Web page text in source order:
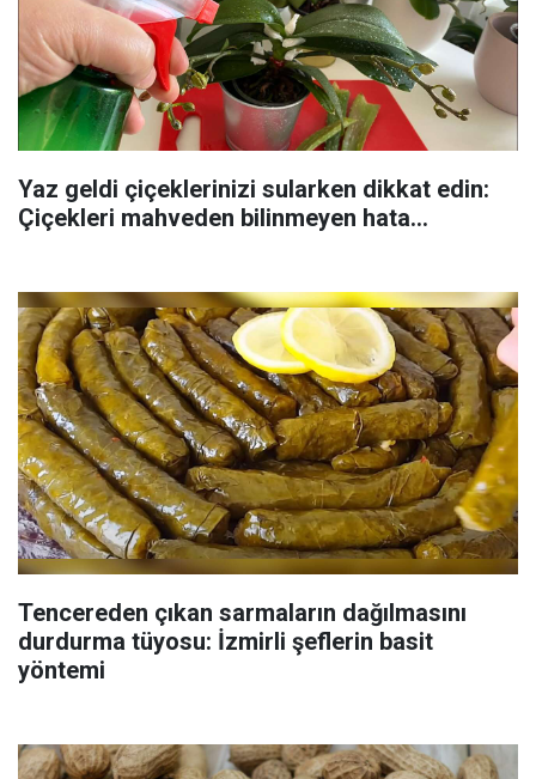
Yaz geldi çiçeklerinizi sularken dikkat edin:
Çiçekleri mahveden bilinmeyen hata...
Tencereden çıkan sarmaların dağılmasını
durdurma tüyosu: İzmirli şeflerin basit
yöntemi